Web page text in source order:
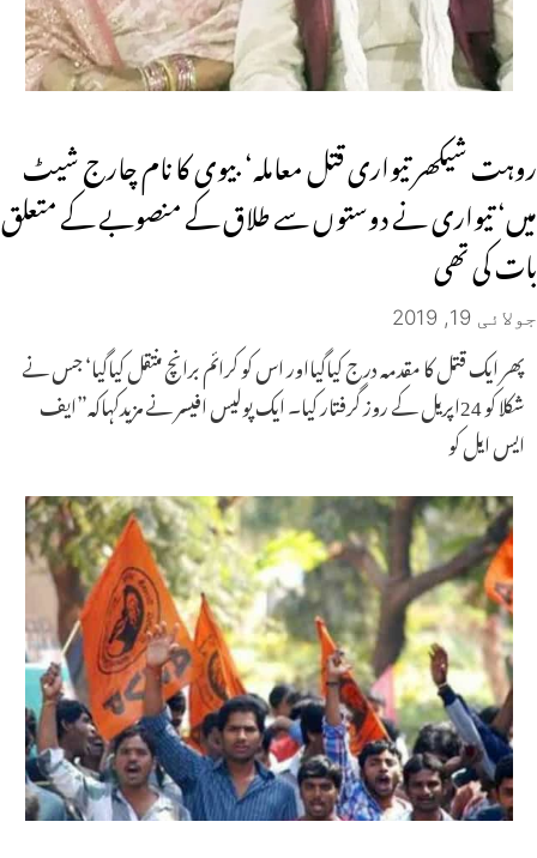
روہت شیکھر تیواری قتل معاملہ‘ بیوی کا نام چارج شیٹ
میں‘ تیواری نے دوستوں سے طلاق کے منصوبے کے متعلق
بات کی تھی
جولائی 19, 2019
پھر ایک قتل کا مقدمہ درج کیاگیااور اس کو کرائم برانچ منتقل کیاگیا‘ جس نے
شکلا کو 24اپریل کے روز گرفتار کیا۔ ایک پولیس افیسر نے مزیدکہاکہ”ایف
ایس ایل کو